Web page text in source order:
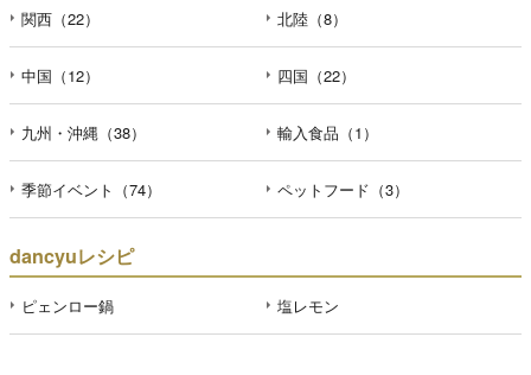
関西（22） 北陸（8）
中国（12） 四国（22）
九州・沖縄（38） 輸入食品（1）
季節イベント（74） ペットフード（3）
dancyuレシピ
ピェンロー鍋 塩レモン